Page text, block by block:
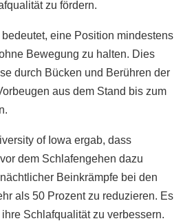
zu fördern.
eine Position mindestens
Bewegung zu halten. Dies
durch Bücken und Berühren der
aus dem Stand bis zum
of Iowa ergab, dass
dem Schlafengehen dazu
Beinkrämpfe bei den
als 50 Prozent zu reduzieren. Es
Schlafqualität zu verbessern.